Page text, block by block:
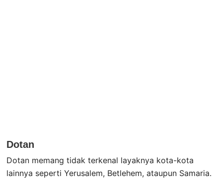
Dotan
Dotan memang tidak terkenal layaknya kota-kota
lainnya seperti Yerusalem, Betlehem, ataupun Samaria.